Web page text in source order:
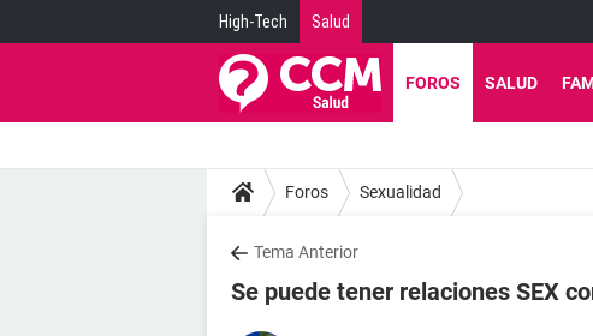
High-Tech Salud
FOROS SALUD
Foros Sexualidad
Tema Anterior
Se puede tener relaciones SEX